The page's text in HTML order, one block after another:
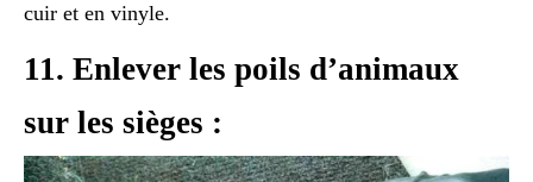
cuir et en vinyle.
11. Enlever les poils d’animaux
sur les sièges :